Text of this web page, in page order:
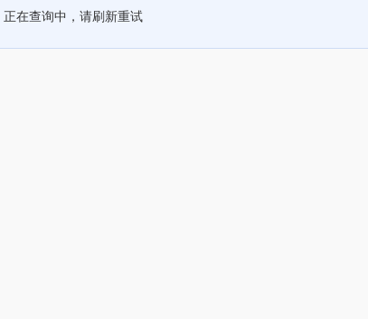
正在查询中，请刷新重试